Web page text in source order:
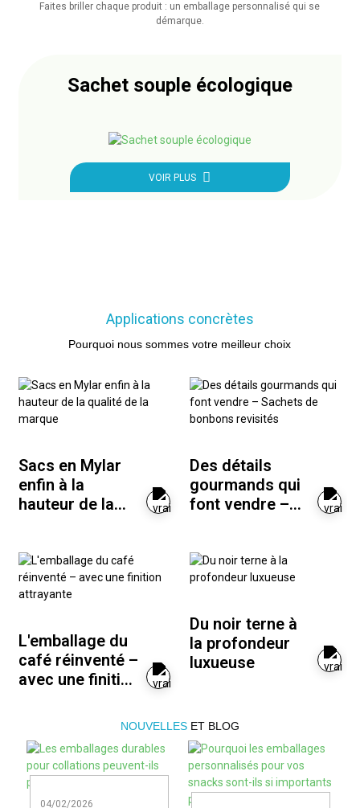
Faites briller chaque produit : un emballage personnalisé qui se
démarque.
Sachet souple écologique
VOIR PLUS
Applications concrètes
Pourquoi nous sommes votre meilleur choix
Sacs en Mylar
enfin à la
hauteur de la
Des détails
gourmands qui
font vendre –
revisités
L'emballage du
café réinventé –
avec une finition
Du noir terne à
la profondeur
luxueuse
NOUVELLESET BLOG
04/02/2026